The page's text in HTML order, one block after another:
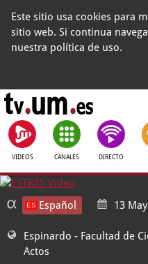
Este sitio usa cookies para
sitio web. Si continua
nuestra política de uso.
VIDEOS CANALES DIRECTO
Español 13
Espinardo - Facultad de
Actos